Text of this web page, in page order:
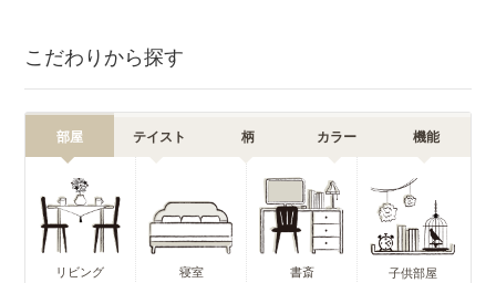
こだわりから探す
部屋 テイスト 柄 カラー 機能
リビング 寝室 書斎 子供部屋